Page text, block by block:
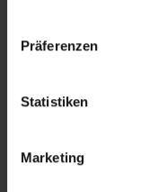
Präferenzen
Statistiken
Marketing